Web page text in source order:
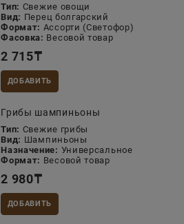
Тип: Свежие овощи
Вид: Перец болгарский
Формат: Ассорти (Светофор)
Фасовка: Весовой товар
2 715₸
ДОБАВИТЬ
Грибы шампиньоны
Тип: Свежие грибы
Вид: Шампиньоны
Назначение: Универсальное
Формат: Весовой товар
2 980₸
ДОБАВИТЬ